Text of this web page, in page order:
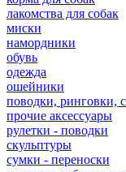
лакомства для собак
миски
намордники
обувь
одежда
ошейники
поводки, ринговки,
прочие аксессуары
рулетки - поводки
скульптуры
сумки - переноски